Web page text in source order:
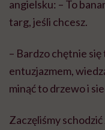
angielsku: – To
targ, jeśli chcesz.
– Bardzo chętnie
entuzjazmem,
minąć to drzewo i
Zaczęliśmy